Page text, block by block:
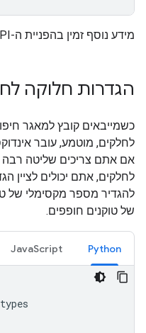
מידע נוסף זמין בהפניית ה-API בנושא
הגדרות חלוקה
כשמייבאים קובץ למאגר
לחלקים, מוטמע, עובר
אם אתם צריכים שליטה רבה
לחלקים, אתם יכולים לציין
להגדיר מספר מקסימלי של
של טוקנים חופפים.
Python
JavaScript
types